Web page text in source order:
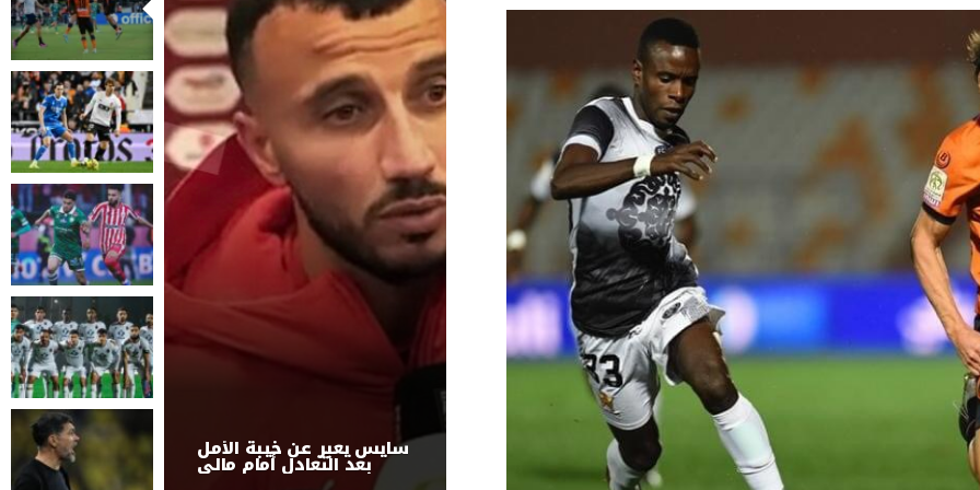
للمغاربة “نحتاج إلى
حسابات التأهل.. ماذا يحتاج
الأسود لتفادي لعب الثمن
في البيضاء؟
سايس يعبر عن خيبة الأمل
بعد التعادل أمام مالي